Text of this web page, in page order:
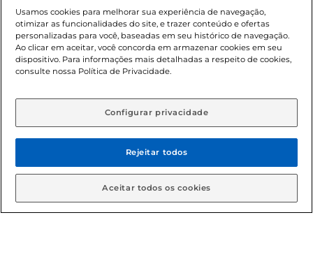
o e-commerce e válidos durante o dia de hoje, podendo
sofrer alterações sem prévia notificação. Proibida a venda
de bebidas alcoólicas para menores de 18 anos, conforme
Lei n.º 8069/90, art. 81, inciso II (Estatuto da Criança e do
Adolescente). Preços e condições exclusivos para o
aviso prévio. O valor mínimo para as compras on-line é de
© 2026 Copyright. Todos os direitos
reservados Gbarbosa.
Usamos cookies para melhorar sua experiência de navegação,
otimizar as funcionalidades do site, e trazer conteúdo e ofertas
personalizadas para você, baseadas em seu histórico de navegação.
Ao clicar em aceitar, você concorda em armazenar cookies em seu
dispositivo. Para informações mais detalhadas a respeito de cookies,
consulte nossa Política de Privacidade.
Configurar privacidade
Rejeitar todos
Aceitar todos os cookies